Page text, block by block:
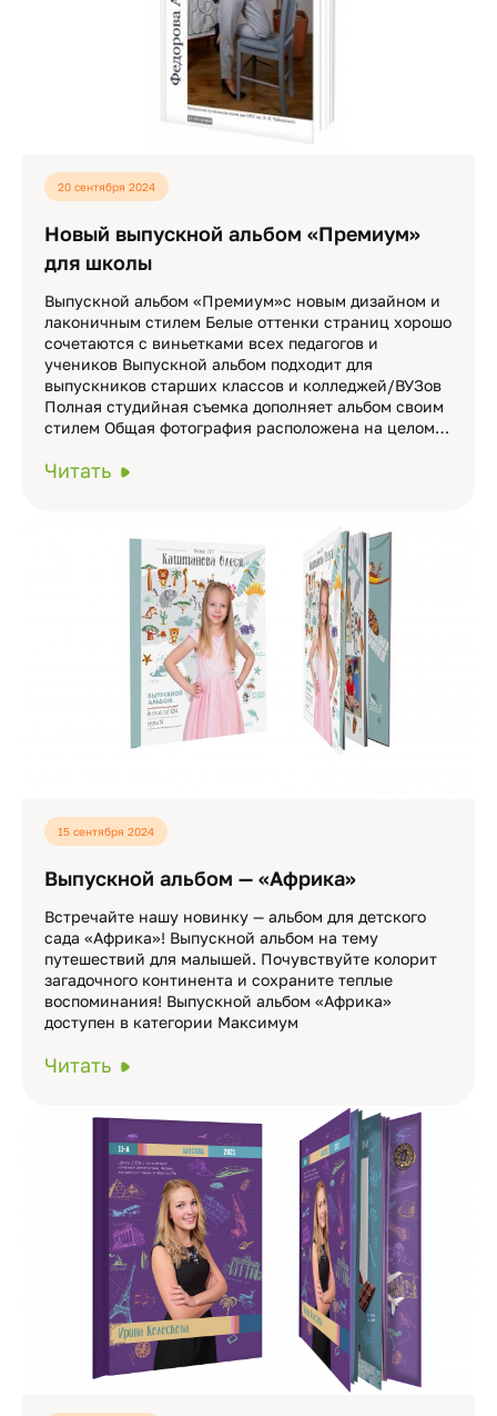
20 сентября 2024
Новый выпускной альбом «Премиум»
для школы
Выпускной альбом «Премиум»с новым дизайном и
лаконичным стилем Белые оттенки страниц хорошо
сочетаются с виньетками всех педагогов и
учеников Выпускной альбом подходит для
выпускников старших классов и колледжей/ВУЗов
Полная студийная съемка дополняет альбом своим
стилем Общая фотография расположена на целом…
Читать
15 сентября 2024
Выпускной альбом — «Африка»
Встречайте нашу новинку — альбом для детского
сада «Африка»! Выпускной альбом на тему
путешествий для малышей. Почувствуйте колорит
загадочного континента и сохраните теплые
воспоминания! Выпускной альбом «Африка»
доступен в категории Максимум
Читать